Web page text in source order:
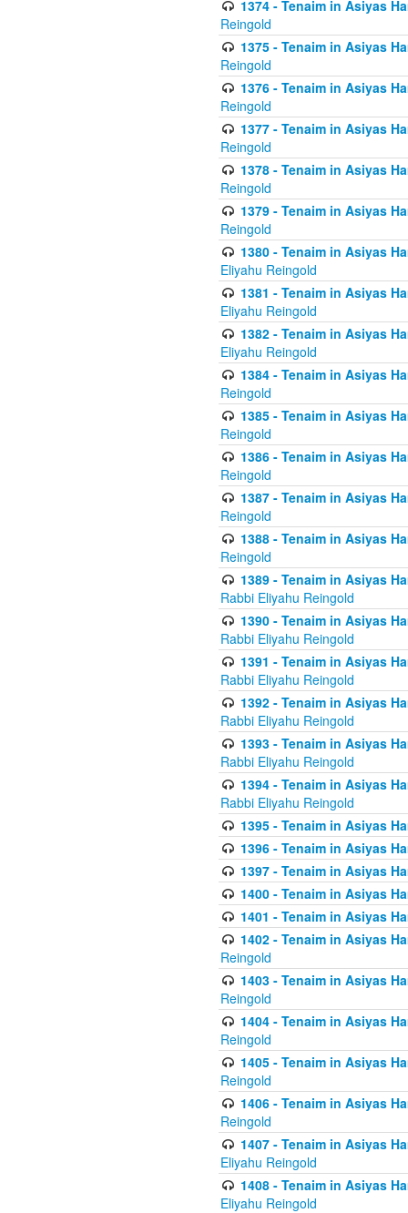
1374 - Tenaim in Asiyas
Reingold
1375 - Tenaim in Asiyas
Reingold
1376 - Tenaim in Asiyas
Reingold
1377 - Tenaim in Asiyas
Reingold
1378 - Tenaim in Asiyas
Reingold
1379 - Tenaim in Asiyas
Reingold
1380 - Tenaim in Asiyas
Eliyahu Reingold
1381 - Tenaim in Asiyas
Eliyahu Reingold
1382 - Tenaim in Asiyas
Eliyahu Reingold
1384 - Tenaim in Asiyas
Reingold
1385 - Tenaim in Asiyas
Reingold
1386 - Tenaim in Asiyas
Reingold
1387 - Tenaim in Asiyas
Reingold
1388 - Tenaim in Asiyas
Reingold
1389 - Tenaim in Asiyas
Rabbi Eliyahu Reingold
1390 - Tenaim in Asiyas
Rabbi Eliyahu Reingold
1391 - Tenaim in Asiyas
Rabbi Eliyahu Reingold
1392 - Tenaim in Asiyas
Rabbi Eliyahu Reingold
1393 - Tenaim in Asiyas
Rabbi Eliyahu Reingold
1394 - Tenaim in Asiyas
Rabbi Eliyahu Reingold
1395 - Tenaim in Asiyas
1396 - Tenaim in Asiyas
1397 - Tenaim in Asiyas
1400 - Tenaim in Asiyas
1401 - Tenaim in Asiyas
1402 - Tenaim in Asiyas
Reingold
1403 - Tenaim in Asiyas
Reingold
1404 - Tenaim in Asiyas
Reingold
1405 - Tenaim in Asiyas
Reingold
1406 - Tenaim in Asiyas
Reingold
1407 - Tenaim in Asiyas
Eliyahu Reingold
1408 - Tenaim in Asiyas
Eliyahu Reingold